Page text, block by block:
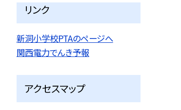
リンク
新洞小学校PTAのページへ
関西電力でんき予報
アクセスマップ